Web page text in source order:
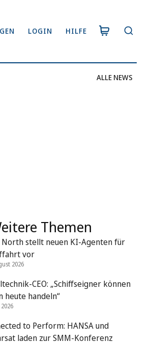
LOGIN HILFE
ALLE NEWS
Themen
North stellt neuen KI-Agenten für
vor
2026
CEO: „Schiffseigner können
heute handeln“
to Perform: HANSA und
laden zur SMM-Konferenz